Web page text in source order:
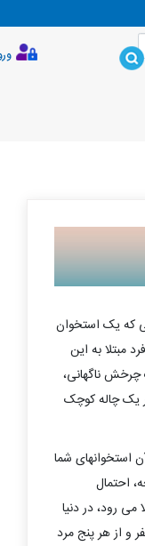
ورود
یک استخوان
به این
ناگهانی،
چاله کوچک
شما
رود، در دنیا
نفر و از هر پنج مرد